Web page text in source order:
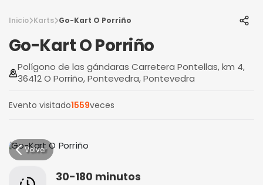
Inicio Karts Go-Kart O Porriño
Go-Kart O Porriño
Polígono de las gándaras Carretera Pontellas, km 4,
36412 O Porriño, Pontevedra, Pontevedra
Evento visitado1559veces
Volver
30-180 minutos